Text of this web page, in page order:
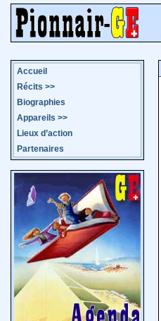
Accueil
Récits >>
Biographies
Appareils >>
Lieux d’action
Partenaires